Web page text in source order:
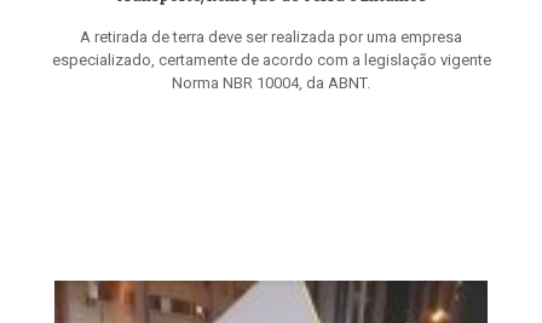
A retirada de terra deve ser realizada por uma empresa
especializado, certamente de acordo com a legislação vigente
Norma NBR 10004, da ABNT.